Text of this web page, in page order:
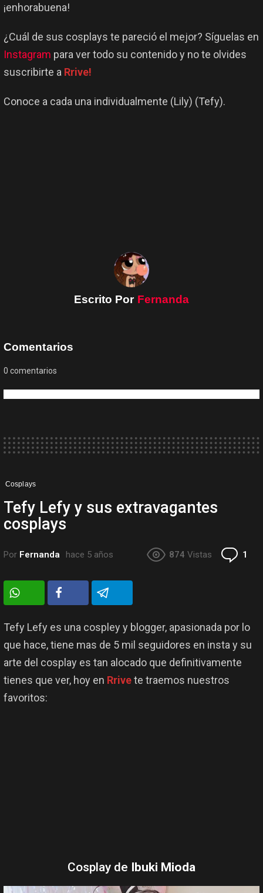
¡enhorabuena!
¿Cuál de sus cosplays te pareció el mejor? Síguelas en
Instagram para ver todo su contenido y no te olvides
suscribirte a Rrive!
Conoce a cada una individualmente (Lily) (Tefy).
Escrito Por Fernanda
Comentarios
0 comentarios
Cosplays
Tefy Lefy y sus extravagantes
cosplays
Por Fernanda hace 5 años 874 Vistas 1
Tefy Lefy es una cospley y blogger, apasionada por lo
que hace, tiene mas de 5 mil seguidores en insta y su
arte del cosplay es tan alocado que definitivamente
tienes que ver, hoy en Rrivete traemos nuestros
favoritos:
Cosplay de Ibuki Mioda